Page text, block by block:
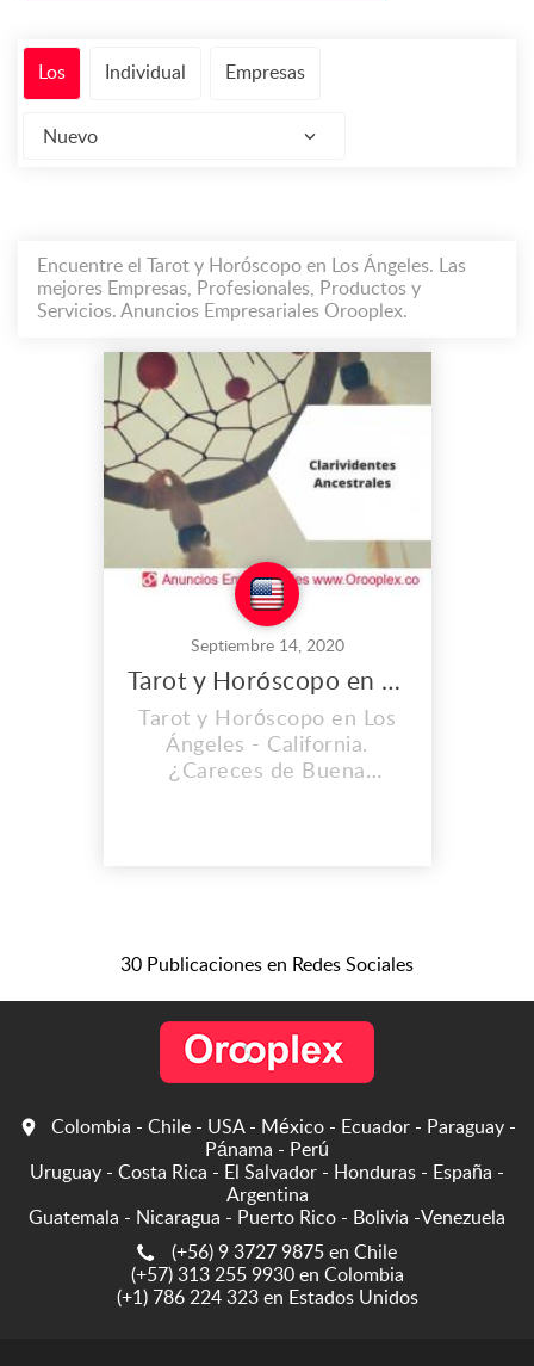
Los Individual Empresas
Nuevo
Encuentre el Tarot y Horóscopo en Los Ángeles. Las
mejores Empresas, Profesionales, Productos y
Servicios. Anuncios Empresariales Orooplex.
Septiembre 14, 2020
Tarot y Horóscopo en Los Ángeles
Tarot y Horóscopo en Los
Ángeles - California.
¿Careces de Buena
fortuna. Dirección: 5757 W
30 Publicaciones en Redes Sociales
Colombia - Chile - USA - México - Ecuador - Paraguay -
Pánama - Perú
Uruguay - Costa Rica - El Salvador - Honduras - España -
Argentina
Guatemala - Nicaragua - Puerto Rico - Bolivia -Venezuela
(+56) 9 3727 9875 en Chile
(+57) 313 255 9930 en Colombia
(+1) 786 224 323 en Estados Unidos